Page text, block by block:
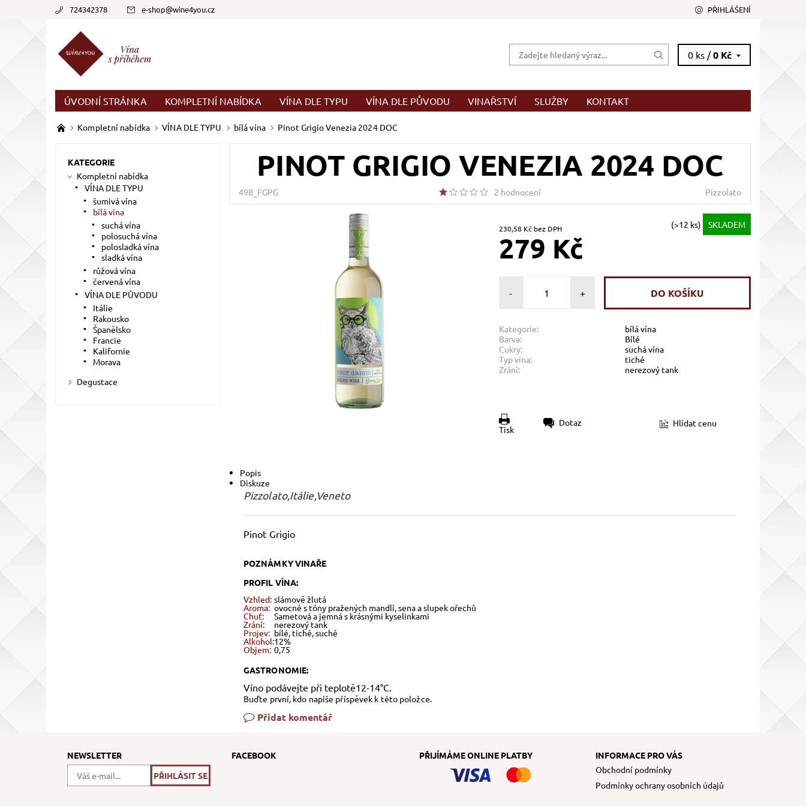
724342378 e-shop@wine4you.cz PŘIHLÁŠENÍ
0 ks /0 Kč
ÚVODNÍ STRÁNKA KOMPLETNÍ NABÍDKA VÍNA DLE TYPU VÍNA DLE PŮVODU VINAŘSTVÍ SLUŽBY KONTAKT
Kompletní nabídka VÍNA DLE TYPU bílá vína Pinot Grigio Venezia 2024 DOC
PINOT GRIGIO VENEZIA 2024 DOC
498_FGPG 2 hodnocení Pizzolato
230,58 Kč bez DPH (>12 ks) SKLADEM
279 Kč
- +
Kategorie:
bílá vína
Barva:
Bílé
Cukry:
suchá vína
Typ vína:
tiché
Zrání:
nerezový tank
Tisk
Dotaz Hlídat cenu
Popis
Diskuze
Pizzolato,Itálie,Veneto
Pinot Grigio
POZNÁMKY VINAŘE
PROFIL VÍNA:
Vzhled: slámově žlutá
Aroma: ovocné s tóny pražených mandlí, sena a slupek ořechů
Chuť: Sametová a jemná s krásnými kyselinkami
Zrání: nerezový tank
Projev: bílé, tiché, suché
Alkohol:12%
Objem: 0,75
GASTRONOMIE:
Víno podávejte při teplotě12-14°C.
Buďte první, kdo napíše příspěvek k této položce.
Přidat komentář
KATEGORIE
Kompletní nabídka
VÍNA DLE TYPU
šumivá vína
bílá vína
suchá vína
polosuchá vína
polosladká vína
sladká vína
růžová vína
červená vína
VÍNA DLE PŮVODU
Itálie
Rakousko
Španělsko
Francie
Kalifornie
Morava
Degustace
NEWSLETTER FACEBOOK PŘIJÍMÁME ONLINE PLATBY
INFORMACE PRO VÁS
Obchodní podmínky
Podmínky ochrany osobních údajů